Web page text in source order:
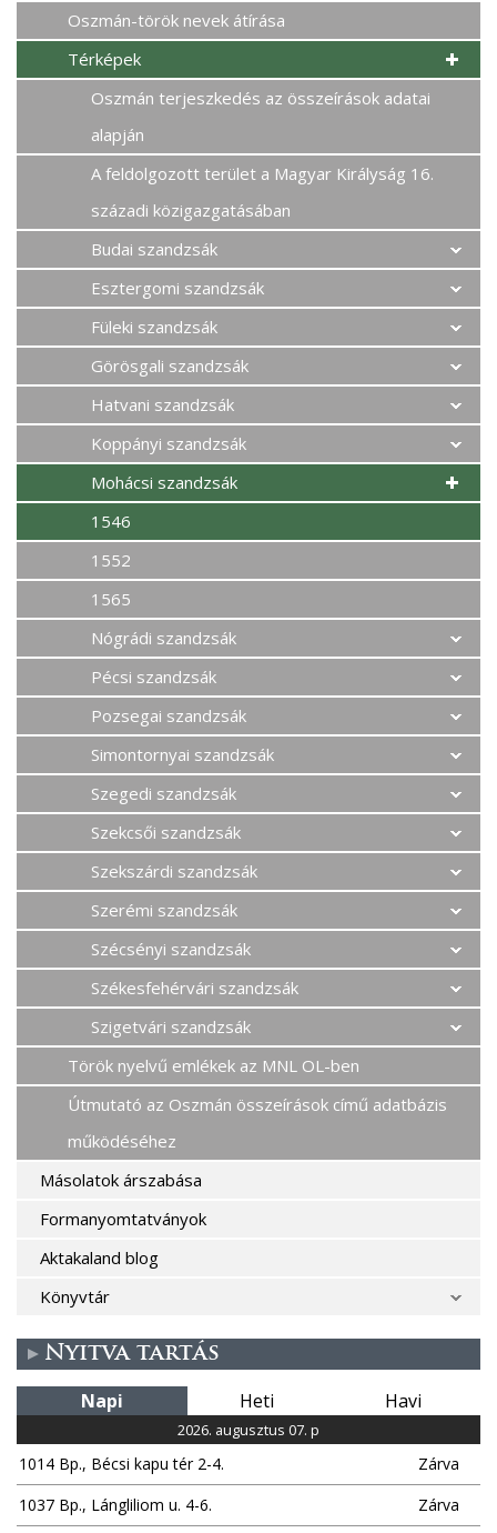
Oszmán-török nevek átírása
Térképek
Oszmán terjeszkedés az összeírások adatai
alapján
A feldolgozott terület a Magyar Királyság 16.
századi közigazgatásában
Budai szandzsák
Esztergomi szandzsák
Füleki szandzsák
Görösgali szandzsák
Hatvani szandzsák
Koppányi szandzsák
Mohácsi szandzsák
1546
1552
1565
Nógrádi szandzsák
Pécsi szandzsák
Pozsegai szandzsák
Simontornyai szandzsák
Szegedi szandzsák
Szekcsői szandzsák
Szekszárdi szandzsák
Szerémi szandzsák
Szécsényi szandzsák
Székesfehérvári szandzsák
Szigetvári szandzsák
Török nyelvű emlékek az MNL OL-ben
Útmutató az Oszmán összeírások című adatbázis
működéséhez
Másolatok árszabása
Formanyomtatványok
Aktakaland blog
Könyvtár
Nyitva tartás
Napi Heti Havi
2026. augusztus 07. p
1014 Bp., Bécsi kapu tér 2-4.
Zárva
1037 Bp., Lángliliom u. 4-6.
Zárva